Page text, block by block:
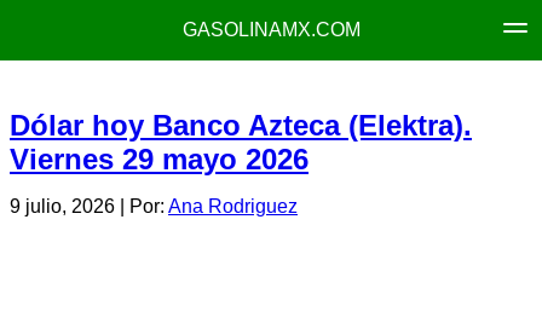
GASOLINAMX.COM
Dólar hoy Banco Azteca (Elektra).
Viernes 29 mayo 2026
9 julio, 2026 | Por: Ana Rodriguez